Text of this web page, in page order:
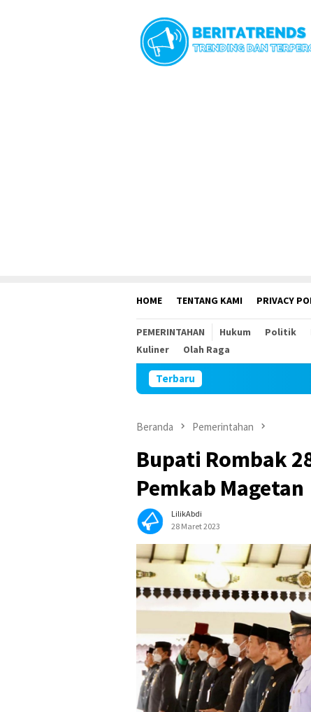
HOME TENTANG KAMI PRIVACY
PEMERINTAHAN Hukum Politik
Kuliner
Olah Raga
Terbaru
Beranda Pemerintahan
Bupati Rombak
Pemkab Magetan
LilikAbdi
28 Maret 2023